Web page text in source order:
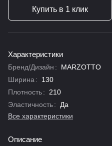
Купить в 1 клик
Характеристики
Бренд/Дизайн :
MARZOTTO
Ширина :
130
Плотность:
210
Эластичность:
Да
Все характеристики
Описание